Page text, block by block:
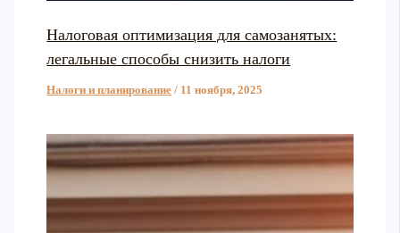
Налоговая оптимизация для самозанятых:
легальные способы снизить налоги
Налоги и планирование / 11 ноября, 2025